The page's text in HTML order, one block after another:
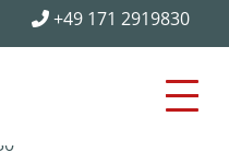
+49 171 2919830